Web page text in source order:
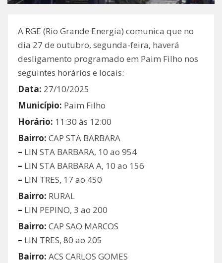
A RGE (Rio Grande Energia) comunica que no
dia 27 de outubro, segunda-feira, haverá
desligamento programado em Paim Filho nos
seguintes horários e locais:
Data: 27/10/2025
Município: Paim Filho
Horário: 11:30 às 12:00
Bairro: CAP STA BARBARA
– LIN STA BARBARA, 10 ao 954
– LIN STA BARBARA A, 10 ao 156
– LIN TRES, 17 ao 450
Bairro: RURAL
– LIN PEPINO, 3 ao 200
Bairro: CAP SAO MARCOS
– LIN TRES, 80 ao 205
Bairro: ACS CARLOS GOMES